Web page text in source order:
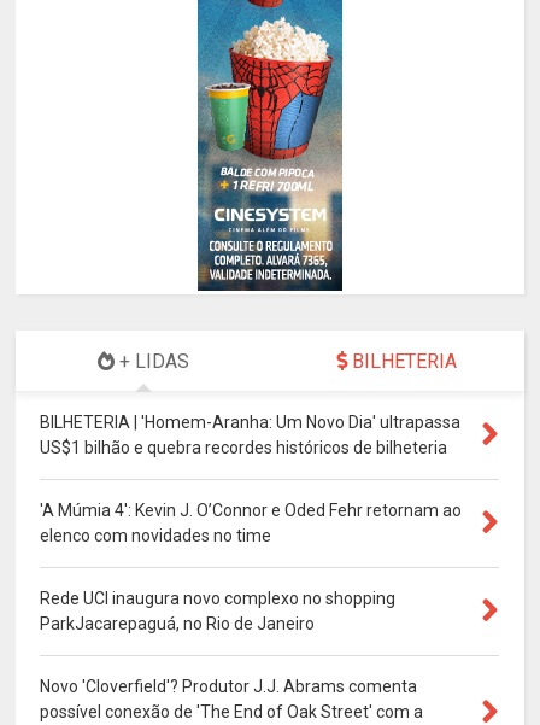
+ LIDAS BILHETERIA
BILHETERIA | 'Homem-Aranha: Um Novo Dia' ultrapassa
US$1 bilhão e quebra recordes históricos de bilheteria
'A Múmia 4': Kevin J. O’Connor e Oded Fehr retornam ao
elenco com novidades no time
Rede UCI inaugura novo complexo no shopping
ParkJacarepaguá, no Rio de Janeiro
Novo 'Cloverfield'? Produtor J.J. Abrams comenta
possível conexão de 'The End of Oak Street' com a